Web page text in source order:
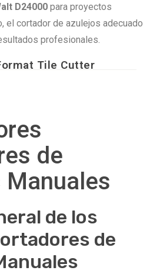
D24000 para proyectos
el cortador de azulejos adecuado
profesionales.
Tile Cutter
de
de los
de